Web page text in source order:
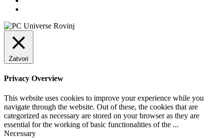
Zatvori
Privacy Overview
This website uses cookies to improve your experience while you
navigate through the website. Out of these, the cookies that are
categorized as necessary are stored on your browser as they are
essential for the working of basic functionalities of the ...
Necessary